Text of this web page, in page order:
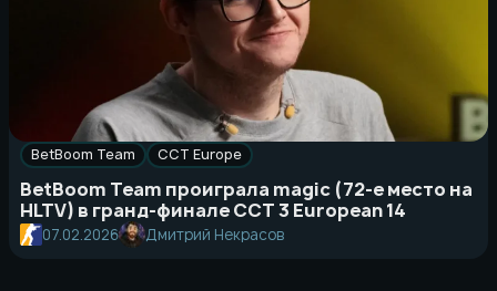
BetBoom Team CCT Europe
BetBoom Team проиграла magic (72-е место на
HLTV) в гранд-финале CCT 3 European 14
07.02.2026 Дмитрий Некрасов